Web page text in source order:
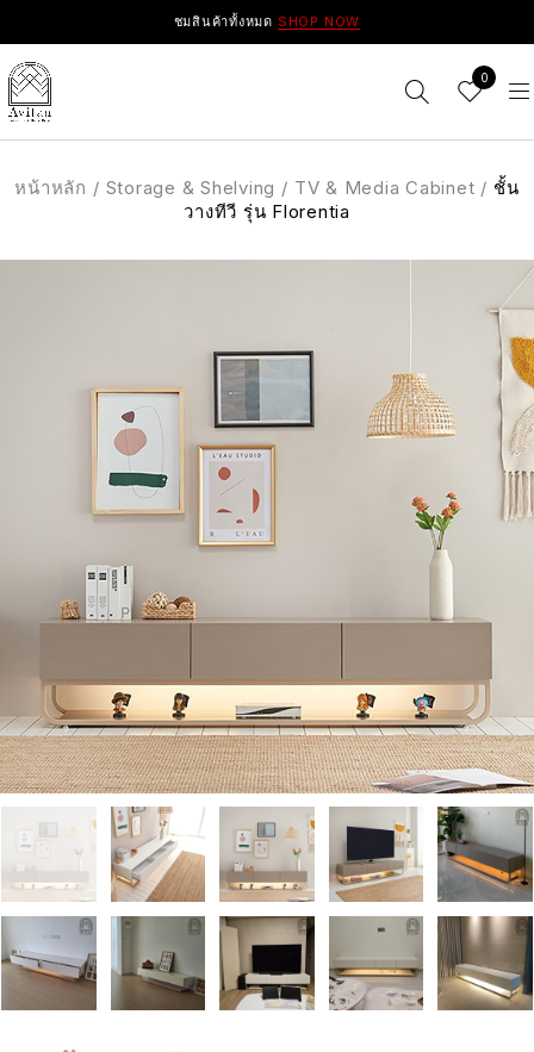
ชมสินค้าทั้งหมด SHOP NOW
0
หน้าหลัก / Storage & Shelving / TV & Media Cabinet / ชั้น
วางทีวี รุ่น Florentia